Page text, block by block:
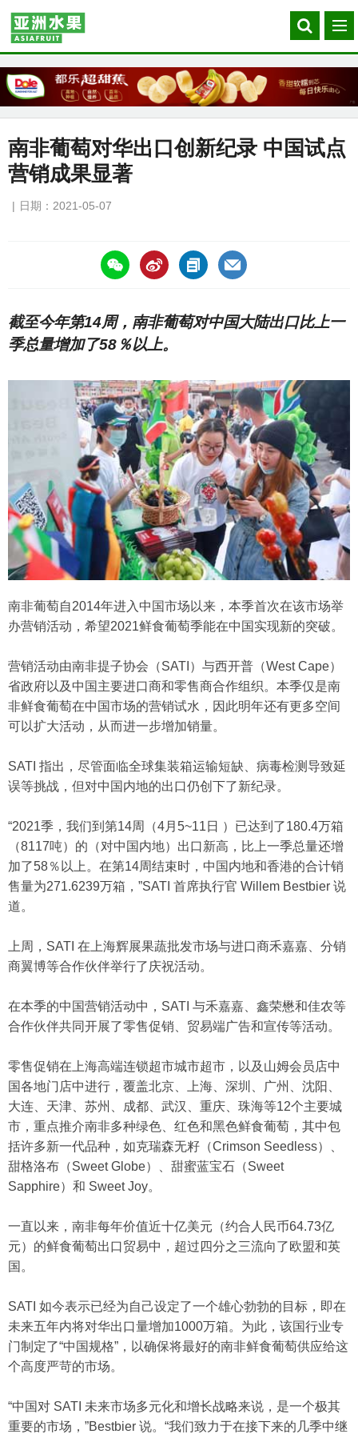
Search
our
菜
单
南非葡萄对华出口创新纪录 中国试点
营销成果显著
日期：2021-05-07
https://asiafruitchina.net/20713.html
截至今年第14周，南非葡萄对中国大陆出口比上一
季总量增加了58％以上。
南非葡萄自2014年进入中国市场以来，本季首次在该市场举
办营销活动，希望2021鲜食葡萄季能在中国实现新的突破。
营销活动由南非提子协会（SATI）与西开普（West Cape）
省政府以及中国主要进口商和零售商合作组织。本季仅是南
非鲜食葡萄在中国市场的营销试水，因此明年还有更多空间
可以扩大活动，从而进一步增加销量。
SATI 指出，尽管面临全球集装箱运输短缺、病毒检测导致延
误等挑战，但对中国内地的出口仍创下了新纪录。
“2021季，我们到第14周（4月5~11日 ）已达到了180.4万箱
（8117吨）的（对中国内地）出口新高，比上一季总量还增
加了58％以上。在第14周结束时，中国内地和香港的合计销
售量为271.6239万箱，”SATI 首席执行官 Willem Bestbier 说
道。
上周，SATI 在上海辉展果蔬批发市场与进口商禾嘉嘉、分销
商翼博等合作伙伴举行了庆祝活动。
在本季的中国营销活动中，SATI 与禾嘉嘉、鑫荣懋和佳农等
合作伙伴共同开展了零售促销、贸易端广告和宣传等活动。
零售促销在上海高端连锁超市城市超市，以及山姆会员店中
国各地门店中进行，覆盖北京、上海、深圳、广州、沈阳、
大连、天津、苏州、成都、武汉、重庆、珠海等12个主要城
市，重点推介南非多种绿色、红色和黑色鲜食葡萄，其中包
括许多新一代品种，如克瑞森无籽（Crimson Seedless）、
甜格洛布（Sweet Globe）、甜蜜蓝宝石（Sweet
Sapphire）和 Sweet Joy。
一直以来，南非每年价值近十亿美元（约合人民币64.73亿
元）的鲜食葡萄出口贸易中，超过四分之三流向了欧盟和英
国。
SATI 如今表示已经为自己设定了一个雄心勃勃的目标，即在
未来五年内将对华出口量增加1000万箱。为此，该国行业专
门制定了“中国规格”，以确保将最好的南非鲜食葡萄供应给这
个高度严苛的市场。
“中国对 SATI 未来市场多元化和增长战略来说，是一个极其
重要的市场，”Bestbier 说。“我们致力于在接下来的几季中继